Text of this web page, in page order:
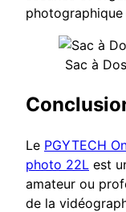
Sac à
Le PGYTECH
photo 22L est
amateur ou
de la